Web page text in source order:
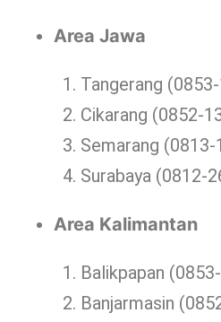
Area Jawa
Tangerang
Cikarang (0852-
Semarang
Surabaya (0812-
Area Kalimantan
Balikpapan
Banjarmasin